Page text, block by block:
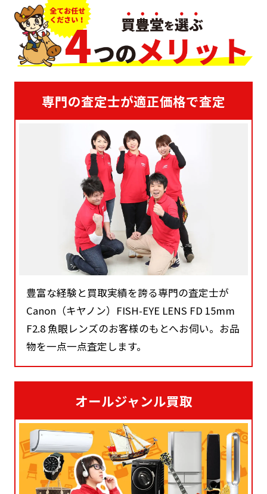
専門の査定士が適正価格で査定
豊富な経験と買取実績を誇る専門の査定士が
Canon（キヤノン）FISH-EYE LENS FD 15mm
F2.8 魚眼レンズのお客様のもとへお伺い。お品
物を一点一点査定します。
オールジャンル買取